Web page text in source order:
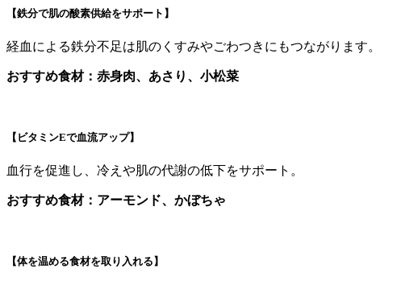
【鉄分で肌の酸素供給をサポート】
経血による鉄分不足は肌のくすみやごわつきにもつながります。
おすすめ食材：赤身肉、あさり、小松菜
【ビタミンEで血流アップ】
血行を促進し、冷えや肌の代謝の低下をサポート。
おすすめ食材：アーモンド、かぼちゃ
【体を温める食材を取り入れる】